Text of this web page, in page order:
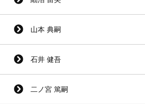
山本 典嗣
石井 健吾
二ノ宮 篤嗣